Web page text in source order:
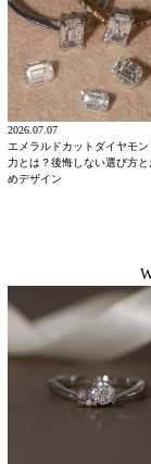
2026.07.07
エメラルドカットダイヤモン
力とは？後悔しない選び方と
めデザイン